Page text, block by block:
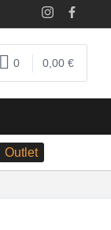
0 0,00 €
Outlet